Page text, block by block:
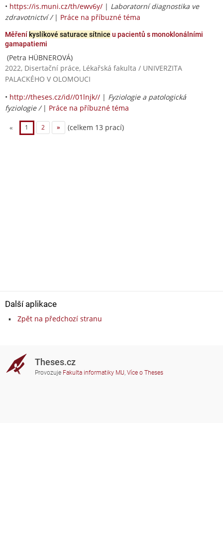
• https://is.muni.cz/th/ewv6y/ | Laboratorní diagnostika ve
zdravotnictví / | Práce na příbuzné téma
Měření kyslíkové saturace sítnice u pacientů s monoklonálními
gamapatiemi
(Petra HÜBNEROVÁ)
2022, Disertační práce, Lékařská fakulta / UNIVERZITA
PALACKÉHO V OLOMOUCI
• http://theses.cz/id//01lnjk// | Fyziologie a patologická
fyziologie / | Práce na příbuzné téma
« 1 2 » (celkem 13 prací)
Další aplikace
Zpět na předchozí stranu
Theses.cz
Provozuje Fakulta informatiky MU, Více o Theses